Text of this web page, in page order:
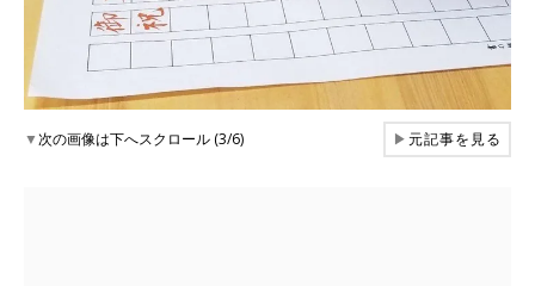
▼次の画像は下へスクロール (3/6) ▶元記事を見る